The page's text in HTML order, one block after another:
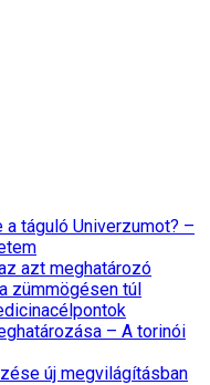
a táguló Univerzumot? –
azt meghatározó
zümmögésen túl
– A torinói
új megvilágításban